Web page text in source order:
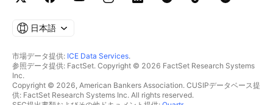
日本語
市場データ提供: ICE Data Services.
参照データ提供: FactSet. Copyright © 2026 FactSet Research Systems
Inc.
Copyright © 2026, American Bankers Association. CUSIPデータベース提
供: FactSet Research Systems Inc. All rights reserved.